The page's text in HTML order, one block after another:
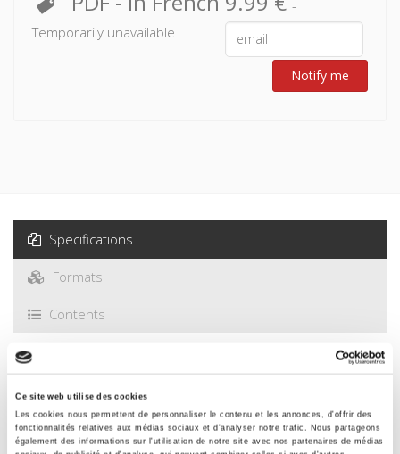
Ce site web utilise des cookies
Les cookies nous permettent de personnaliser le contenu et les annonces, d'offrir des
fonctionnalités relatives aux médias sociaux et d'analyser notre trafic. Nous partageons
également des informations sur l'utilisation de notre site avec nos partenaires de médias
-
Temporarily unavailable
Notify me
Specifications
Formats
Contents
Specifications
Publisher
Presses de Sciences Po